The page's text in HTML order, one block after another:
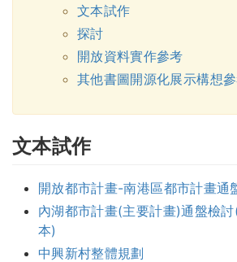
文本試作
探討
開放資料實作參考
其他書圖開源化展示構想
文本試作
開放都市計畫-南港區都市計畫通
內湖都市計畫(主要計畫)通盤檢
本)
中興新村整體規劃